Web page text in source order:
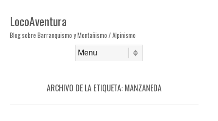
LocoAventura
Blog sobre Barranquismo y Montañismo / Alpinismo
ARCHIVO DE LA ETIQUETA: MANZANEDA